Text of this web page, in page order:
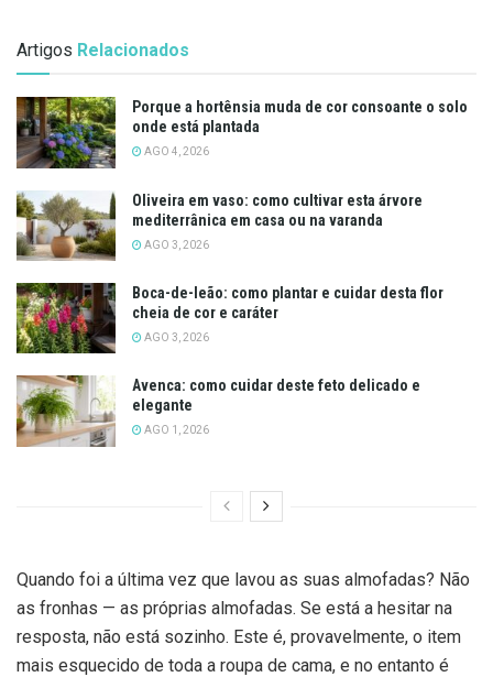
Artigos Relacionados
Porque a hortênsia muda de cor consoante o solo
onde está plantada
AGO 4, 2026
Oliveira em vaso: como cultivar esta árvore
mediterrânica em casa ou na varanda
AGO 3, 2026
Boca-de-leão: como plantar e cuidar desta flor
cheia de cor e caráter
AGO 3, 2026
Avenca: como cuidar deste feto delicado e
elegante
AGO 1, 2026
Quando foi a última vez que lavou as suas almofadas? Não
as fronhas — as próprias almofadas. Se está a hesitar na
resposta, não está sozinho. Este é, provavelmente, o item
mais esquecido de toda a roupa de cama, e no entanto é